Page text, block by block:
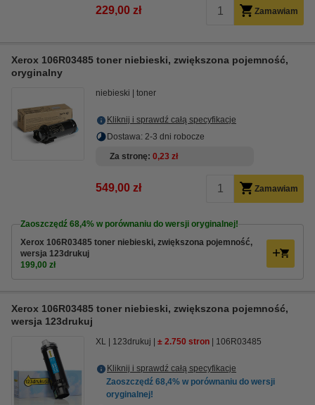
229,00 zł Zamawiam
Xerox 106R03485 toner niebieski, zwiększona pojemność,
oryginalny
niebieski toner
Kliknij i sprawdź całą specyfikacje
Dostawa: 2-3 dni robocze
Za stronę 0,23 zł
549,00 zł Zamawiam
Zaoszczędź 68,4% w porównaniu do wersji oryginalnej!
Xerox 106R03485 toner niebieski, zwiększona pojemność,
wersja 123drukuj
199,00 zł
Xerox 106R03485 toner niebieski, zwiększona pojemność,
wersja 123drukuj
XL 123drukuj ± 2.750 stron 106R03485
Kliknij i sprawdź całą specyfikacje
Zaoszczędź 68,4% w porównaniu do wersji
oryginalnej!